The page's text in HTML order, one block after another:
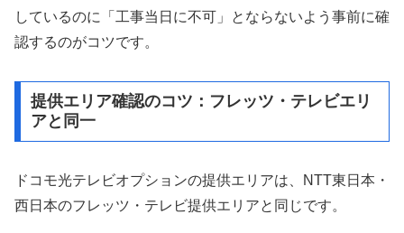
しているのに「工事当日に不可」とならないよう事前に確
認するのがコツです。
提供エリア確認のコツ：フレッツ・テレビエリ
アと同一
ドコモ光テレビオプションの提供エリアは、NTT東日本・
西日本のフレッツ・テレビ提供エリアと同じです。